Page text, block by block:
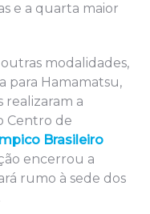
e a quarta maior
modalidades,
para Hamamatsu,
realizaram a
Centro de
Brasileiro
encerrou a
rumo à sede dos